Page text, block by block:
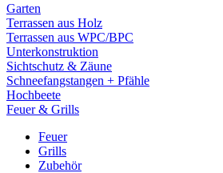
Garten
Terrassen aus Holz
Terrassen aus WPC/BPC
Unterkonstruktion
Sichtschutz & Zäune
Schneefangstangen + Pfähle
Hochbeete
Feuer & Grills
Feuer
Grills
Zubehör